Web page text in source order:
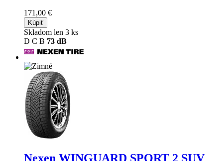
171,00 €
Kúpiť
Skladom len 3 ks
D C B 73 dB
Nexen WINGUARD SPORT 2 SUV